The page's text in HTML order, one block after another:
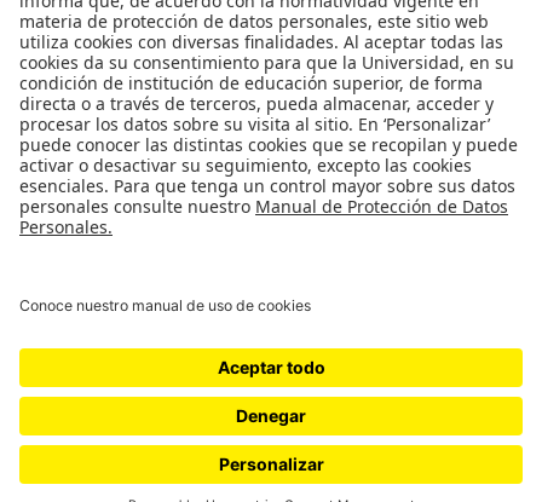
Cra. 1 No. 18a - 12
Ed. Pedro Navas RGA oficina 201F
Bogotá, Colombia
Cód. Postal: 111711
+57 (601) 339 49 49 ext. 5300
Enlaces Rápidos
Consultorio Jurídico
Decanatura de Estudiantes
Ombudsperson
Transparencia y acceso a información pública
Uso de datos personales
mayo de 1964. Reconocimiento personería jurídica: Resolución 28 del 23 de febrero de 1949 Minjusticia.